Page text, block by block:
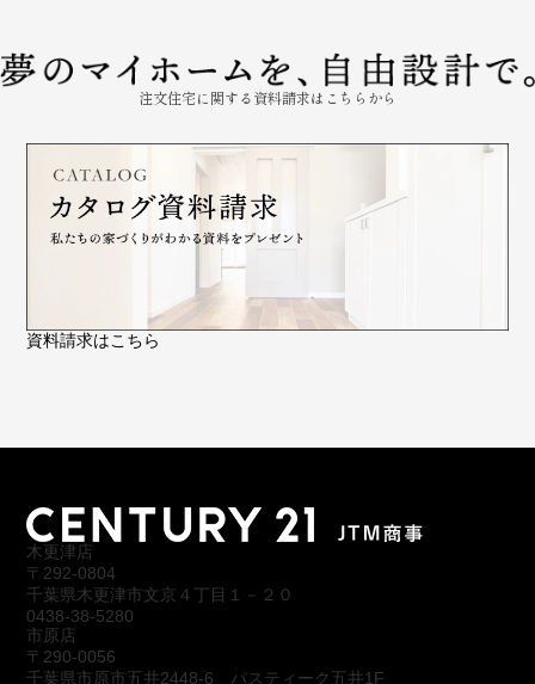
注文住宅に関する資料請求はこちらから
資料請求はこちら
木更津店
〒292-0804
千葉県木更津市文京４丁目１－２０
0438-38-5280
市原店
〒290-0056
千葉県市原市五井2448-6 パスティーク五井1F